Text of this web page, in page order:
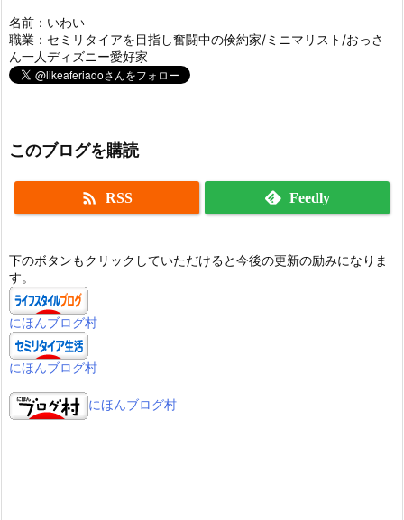
名前：いわい
職業：セミリタイアを目指し奮闘中の倹約家/ミニマリスト/おっさ
ん一人ディズニー愛好家
このブログを購読
 RSS Feedly
下のボタンもクリックしていただけると今後の更新の励みになりま
す。
にほんブログ村
にほんブログ村
にほんブログ村